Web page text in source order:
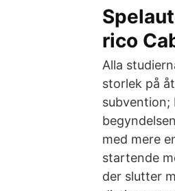
rico
Alla
storlek på
subvention;
med mere
startende
der slutter